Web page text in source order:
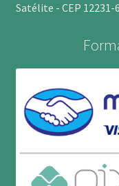
Satélite - CEP 12231-